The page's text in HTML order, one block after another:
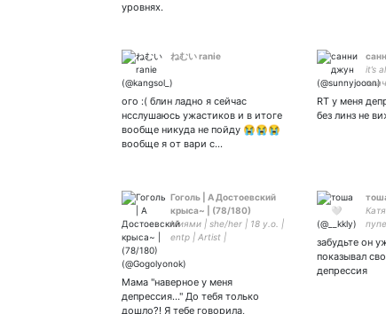
уровнях.
ねむい ranie
ого :( блин ладно я сейчас
нсслушаюсь ужастиков и в итоге
вообще никуда не пойду 😭😭😭
вообще я от вари с…
it’s
RT у меня
без линз не
Гоголь | А Достоевский
крыса~ | (78/180)
Миями | she/her | 18 y.o. |
entp | Artist |
#bsd #encanto | Рисую
этом акке боготворят
науку
Мама "наверное у меня
депрессия..." До тебя только
дошло?! Я тебе говорила,
забудьте он
показывал
депрессия